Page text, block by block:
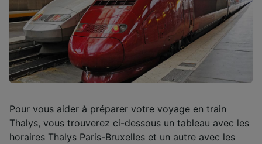
Pour vous aider à préparer votre voyage en train
Thalys, vous trouverez ci-dessous un tableau avec les
horaires Thalys Paris-Bruxelles et un autre avec les